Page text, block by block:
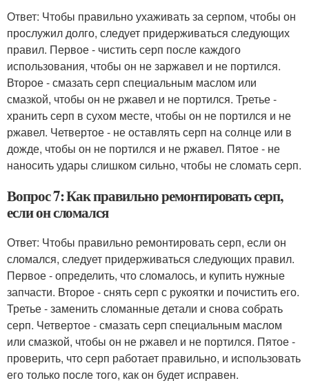
Ответ: Чтобы правильно ухаживать за серпом, чтобы он
прослужил долго, следует придерживаться следующих
правил. Первое - чистить серп после каждого
использования, чтобы он не заржавел и не портился.
Второе - смазать серп специальным маслом или
смазкой, чтобы он не ржавел и не портился. Третье -
хранить серп в сухом месте, чтобы он не портился и не
ржавел. Четвертое - не оставлять серп на солнце или в
дожде, чтобы он не портился и не ржавел. Пятое - не
наносить удары слишком сильно, чтобы не сломать серп.
Вопрос 7: Как правильно ремонтировать серп,
если он сломался
Ответ: Чтобы правильно ремонтировать серп, если он
сломался, следует придерживаться следующих правил.
Первое - определить, что сломалось, и купить нужные
запчасти. Второе - снять серп с рукоятки и почистить его.
Третье - заменить сломанные детали и снова собрать
серп. Четвертое - смазать серп специальным маслом
или смазкой, чтобы он не ржавел и не портился. Пятое -
проверить, что серп работает правильно, и использовать
его только после того, как он будет исправен.